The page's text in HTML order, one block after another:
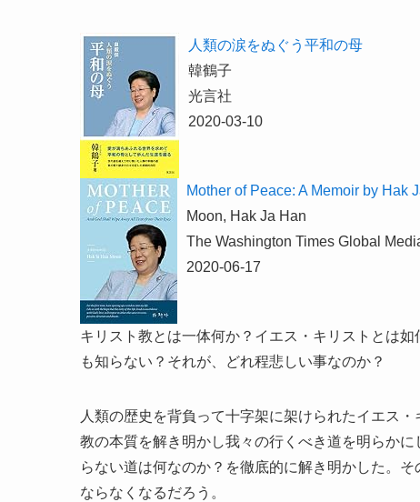
人類の涙をぬぐう平和の母
韓鶴子
光言社
2020-03-10
Mother of Peace: A Memoir by Hak
Moon, Hak Ja Han
The Washington Times Global
2020-06-17
キリスト教とは一体何か？イエス・キリストとは
も知らない？それが、どれ程悲しい事なのか？
人類の歴史を背負って十字架に架けられたイエス
教の本質を解き明かし我々の行くべき道を明らか
らない道は何なのか？を徹底的に解き明かした。
ならなくなるだろう。